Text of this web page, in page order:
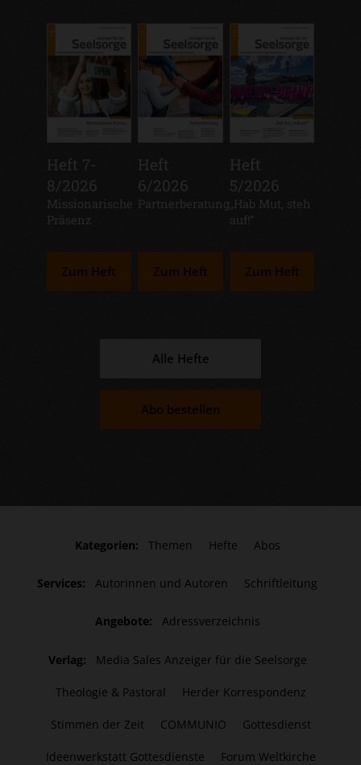
Heft 7-
8/2026
:
Missionarische
Präsenz
Zum Heft
Heft
6/2026
:
Partnerberatung
Zum Heft
Heft
5/2026
:
„Hab Mut, steh
auf!“
Zum Heft
Alle Hefte
Abo bestellen
Kategorien: Themen Hefte Abos
Services: Autorinnen und Autoren Schriftleitung
Angebote: Adressverzeichnis
Verlag: Media Sales Anzeiger für die Seelsorge
Theologie & Pastoral Herder Korrespondenz
Stimmen der Zeit COMMUNIO Gottesdienst
Ideenwerkstatt Gottesdienste Forum Weltkirche